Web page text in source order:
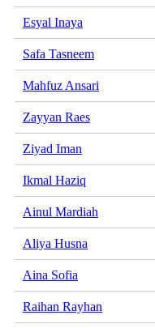
Esyal Inaya
Safa Tasneem
Mahfuz Ansari
Zayyan Raes
Ziyad Iman
Ikmal Haziq
Ainul Mardiah
Aliya Husna
Aina Sofia
Raihan Rayhan